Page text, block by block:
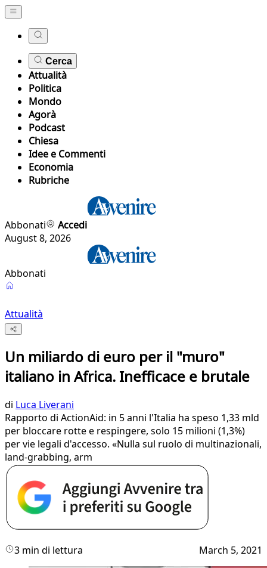
Cerca
Attualità
Politica
Mondo
Agorà
Podcast
Chiesa
Idee e Commenti
Economia
Rubriche
Abbonati
Accedi
August 8, 2026
Abbonati
Attualità
Un miliardo di euro per il "muro"
italiano in Africa. Inefficace e brutale
di Luca Liverani
Rapporto di ActionAid: in 5 anni l'Italia ha speso 1,33 mld
per bloccare rotte e respingere, solo 15 milioni (1,3%)
per vie legali d'accesso. «Nulla sul ruolo di multinazionali,
land-grabbing, arm
3 min di lettura March 5, 2021